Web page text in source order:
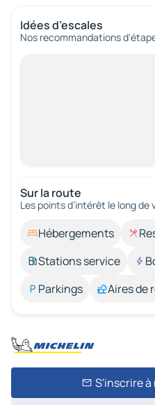
Idées d’escales
Nos recommandations
Sur la route
Les points d’intérêt le long
Hébergements
Stations service
Parkings
Aires de
S'inscrire